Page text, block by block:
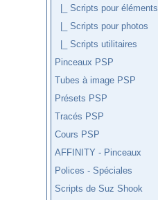
|_ Scripts pour éléments
|_ Scripts pour photos
|_ Scripts utilitaires
Pinceaux PSP
Tubes à image PSP
Présets PSP
Tracés PSP
Cours PSP
AFFINITY - Pinceaux
Polices - Spéciales
Scripts de Suz Shook